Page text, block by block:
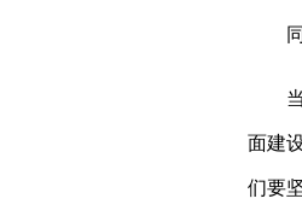
同
当
面建
们要